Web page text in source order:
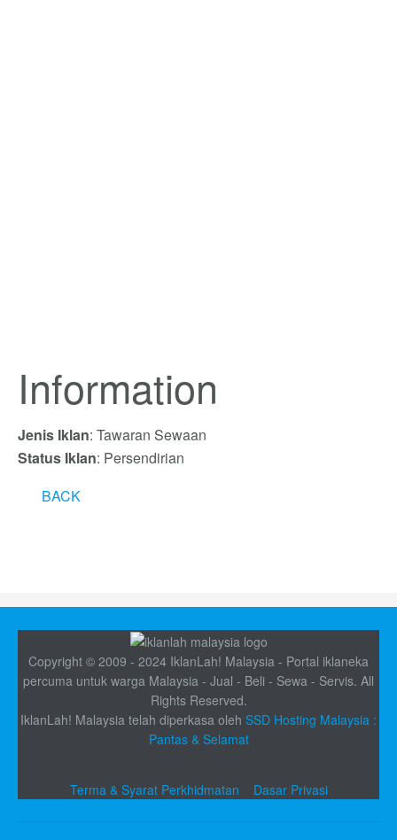
Information
Jenis Iklan: Tawaran Sewaan
Status Iklan: Persendirian
BACK
Copyright © 2009 - 2024 IklanLah! Malaysia - Portal iklaneka
percuma untuk warga Malaysia - Jual - Beli - Sewa - Servis. All
Rights Reserved.
IklanLah! Malaysia telah diperkasa oleh SSD Hosting Malaysia :
Pantas & Selamat
Terma & Syarat Perkhidmatan Dasar Privasi